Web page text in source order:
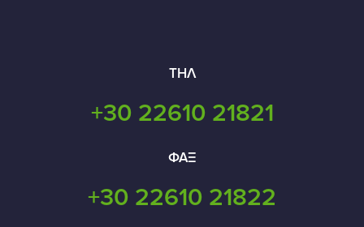
ΤΗΛ
+30 22610 21821
ΦΑΞ
+30 22610 21822